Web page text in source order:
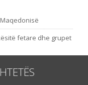
fetare dhe grupet